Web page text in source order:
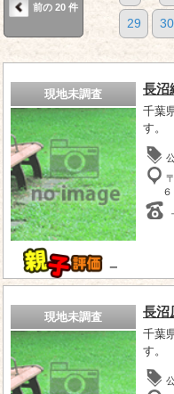
前の 20 件
29 30
現地未調査
－
長沼
千葉
す。
６
現地未調査 長沼
千葉
す。